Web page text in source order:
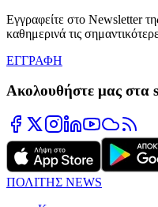
Εγγραφείτε στο Newsletter
καθημερινά τις
ΕΓΓΡΑΦΗ
Ακολουθήστε μας στα
ΠΟΛΙΤΗΣ NEWS